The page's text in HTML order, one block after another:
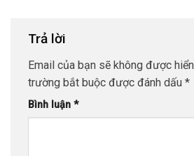
Trả lời
Email của bạn sẽ không được
trường bắt buộc được đánh dấu *
Bình luận *